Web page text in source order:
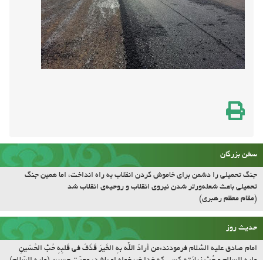
جنگ تحمیلی را دشمن برای خاموش کردن انقلاب به راه انداخت، اما همین جنگ
تحمیلی باعث شعله‌ورتر شدن نیروی انقلاب و روحیه‌ی انقلاب شد
(مقام معظم رهبری)
حدیث روز
امام صادق علیه السّلام فرمودند:مَن أرادَ اللّه بِهِ الخَیرَ قَذَفَ فی قَلبِهِ حُبَّ الحُسَینِ
علیه السلام و حُبَّ زیارَتِهِ.کسى که خدا خیرخواه او باشد، محبّت حسین (علیه السّلام)
و شوق زیارتش را در دل او مى اندازد.بحار الأنوار، ج. ۹۸، ص. ۷۶